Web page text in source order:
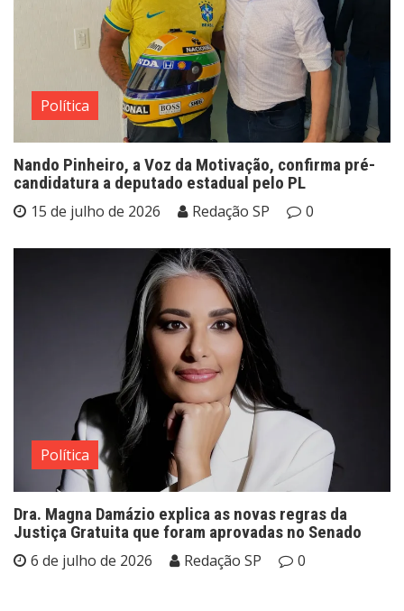
Política
Nando Pinheiro, a Voz da Motivação, confirma pré-
candidatura a deputado estadual pelo PL
15 de julho de 2026 Redação SP 0
Política
Dra. Magna Damázio explica as novas regras da
Justiça Gratuita que foram aprovadas no Senado
6 de julho de 2026 Redação SP 0